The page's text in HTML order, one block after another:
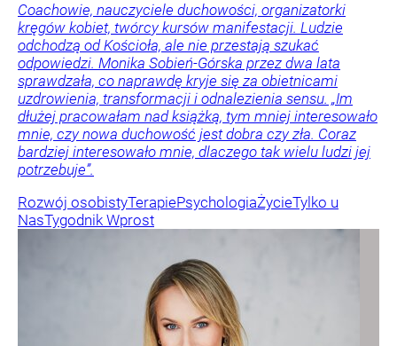
Coachowie, nauczyciele duchowości, organizatorki
kręgów kobiet, twórcy kursów manifestacji. Ludzie
odchodzą od Kościoła, ale nie przestają szukać
odpowiedzi. Monika Sobień-Górska przez dwa lata
sprawdzała, co naprawdę kryje się za obietnicami
uzdrowienia, transformacji i odnalezienia sensu. „Im
dłużej pracowałam nad książką, tym mniej interesowało
mnie, czy nowa duchowość jest dobra czy zła. Coraz
bardziej interesowało mnie, dlaczego tak wielu ludzi jej
potrzebuje”.
Rozwój osobistyTerapiePsychologiaŻycieTylko u
NasTygodnik Wprost